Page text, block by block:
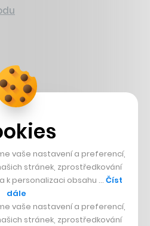
Šumavě
vaše nastavení a preferencí,
stránek, zprostředkování
k personalizaci obsahu … Číst
dále
vaše nastavení a preferencí,
stránek, zprostředkování